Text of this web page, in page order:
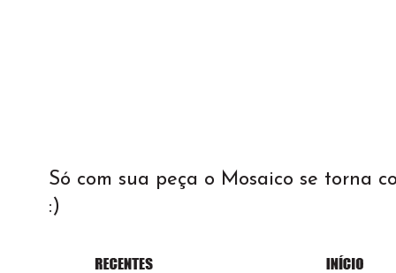
Só com sua peça o Mosaico se torna
:)